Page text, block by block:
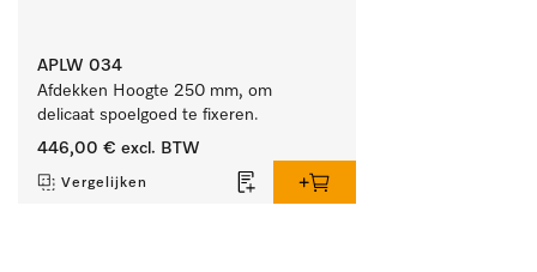
APLW 034
Afdekken Hoogte 250 mm, om
delicaat spoelgoed te fixeren.
446,00 € excl. BTW
Vergelijken